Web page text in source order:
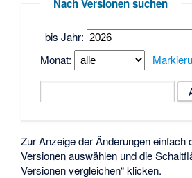
Nach Versionen suchen
bis Jahr:
Monat:
Zur Anzeige der Änderungen einfach
Versionen auswählen und die
Versionen vergleichen“ klicken.